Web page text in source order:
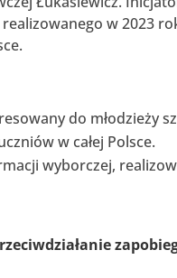
w 2023
do młodzieży
w całej Polsce.
wyborczej,